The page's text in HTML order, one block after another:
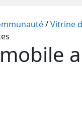
/Vitrine